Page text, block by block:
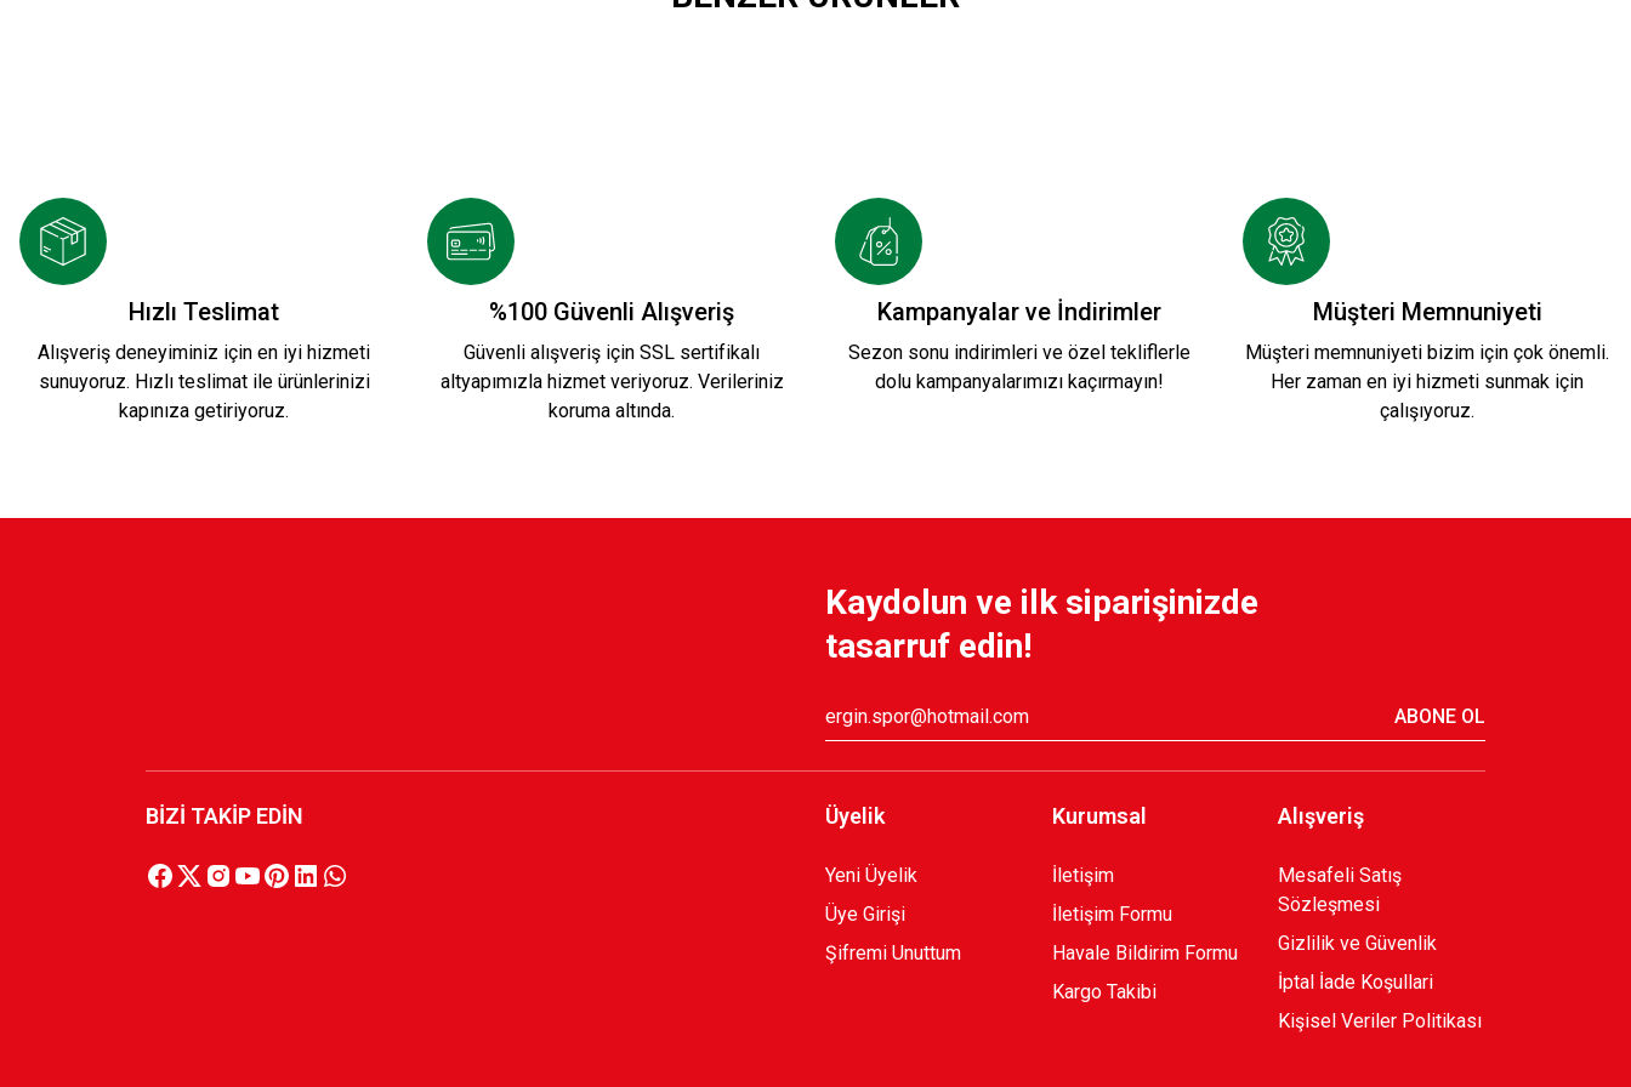
800,00 TL 2.000,00 TL
YENİ SEZON 2026/2027 HUMMEL TRANING T-SHIRT S.
1.500,00 TL
KAFSİNKAF 1912 T-SHIRT S. Yeni Sezon KARŞIYAKA 1912 T-SHIRT
750,00 TL
Hızlı Teslimat
Alışveriş deneyiminiz için en iyi hizmeti
sunuyoruz. Hızlı teslimat ile ürünlerinizi
kapınıza getiriyoruz.
%100 Güvenli Alışveriş
Güvenli alışveriş için SSL sertifikalı
altyapımızla hizmet veriyoruz. Verileriniz
koruma altında.
Kampanyalar ve İndirimler
Sezon sonu indirimleri ve özel tekliflerle
dolu kampanyalarımızı kaçırmayın!
Müşteri Memnuniyeti
Müşteri memnuniyeti bizim için çok önemli.
Her zaman en iyi hizmeti sunmak için
çalışıyoruz.
Kaydolun ve ilk siparişinizde
tasarruf edin!
ABONE OL
BİZİ TAKİP EDİN Üyelik
Yeni Üyelik
Üye Girişi
Şifremi Unuttum
Kurumsal
İletişim
İletişim Formu
Havale Bildirim Formu
Kargo Takibi
Alışveriş
Mesafeli Satış
Sözleşmesi
Gizlilik ve Güvenlik
İptal İade Koşullari
Kişisel Veriler Politikası